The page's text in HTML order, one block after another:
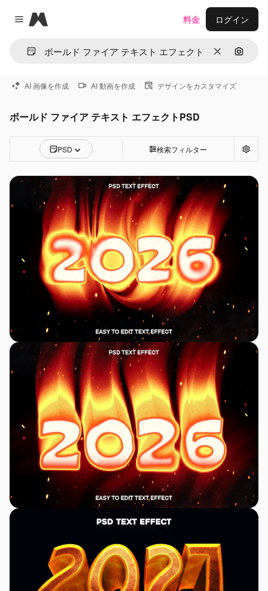
Close menu
Magnific
消去 画像で
料金 ログイン
AI 画像を作成 AI 動画を作成 デザインをカスタマイズ
ボールド ファイア テキスト エフェクトPSD
PSD 検索フィルター